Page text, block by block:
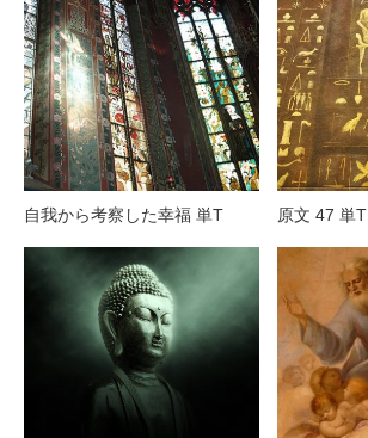
自我から考察した幸福 単T 原文 47 単T